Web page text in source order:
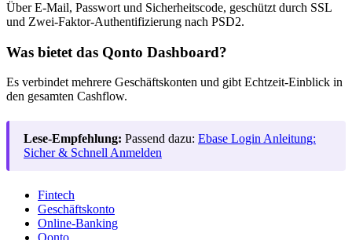
Über E-Mail, Passwort und Sicherheitscode, geschützt durch SSL
und Zwei-Faktor-Authentifizierung nach PSD2.
Was bietet das Qonto Dashboard?
Es verbindet mehrere Geschäftskonten und gibt Echtzeit-Einblick in
den gesamten Cashflow.
Lese-Empfehlung: Passend dazu: Ebase Login Anleitung:
Sicher & Schnell Anmelden
Fintech
Geschäftskonto
Online-Banking